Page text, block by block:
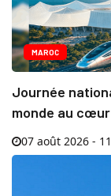
MAROC
Journée
monde au
07 août 2026 -